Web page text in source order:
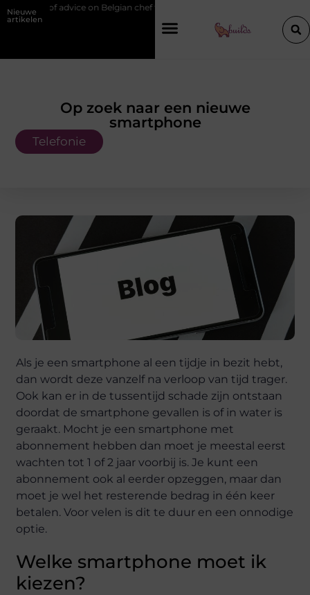
Nieuwe
artikelen
of advice on Belgian chef training and education
Op zoek naar een nieuwe
smartphone
Telefonie
Als je een smartphone al een tijdje in bezit hebt,
dan wordt deze vanzelf na verloop van tijd trager.
Ook kan er in de tussentijd schade zijn ontstaan
doordat de smartphone gevallen is of in water is
geraakt. Mocht je een smartphone met
abonnement hebben dan moet je meestal eerst
wachten tot 1 of 2 jaar voorbij is. Je kunt een
abonnement ook al eerder opzeggen, maar dan
moet je wel het resterende bedrag in één keer
betalen. Voor velen is dit te duur en een onnodige
optie.
Welke smartphone moet ik
kiezen?